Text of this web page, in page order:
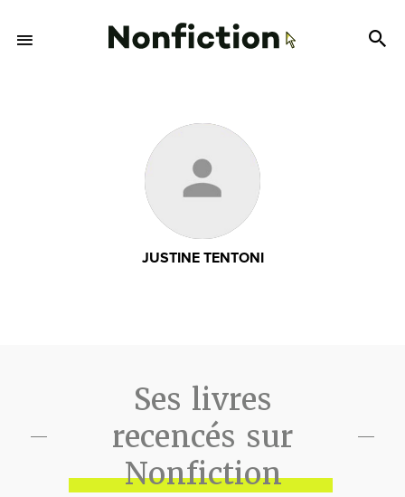
JUSTINE TENTONI
Ses livres
recencés sur
Nonfiction